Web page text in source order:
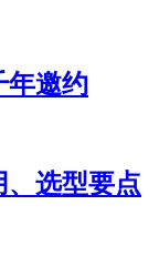
年邀约
、选型要点